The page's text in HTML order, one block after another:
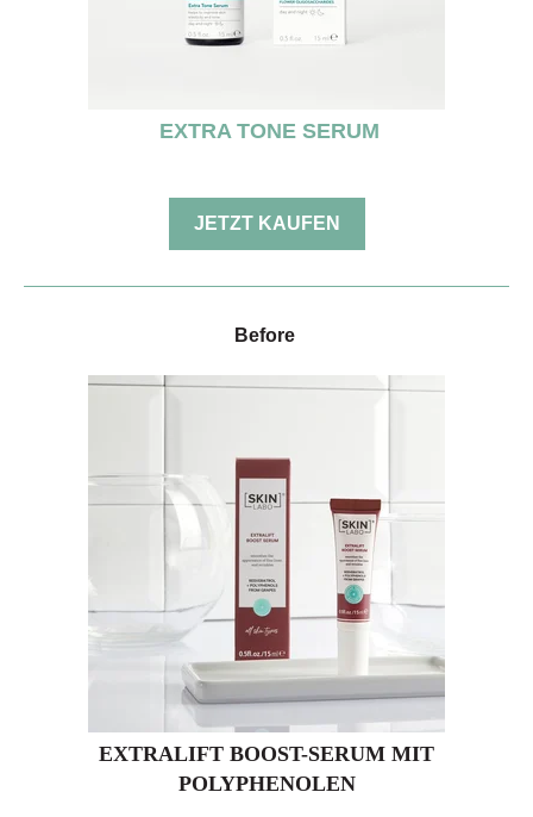
EXTRA TONE SERUM
JETZT KAUFEN
Before
EXTRALIFT BOOST-SERUM MIT
POLYPHENOLEN